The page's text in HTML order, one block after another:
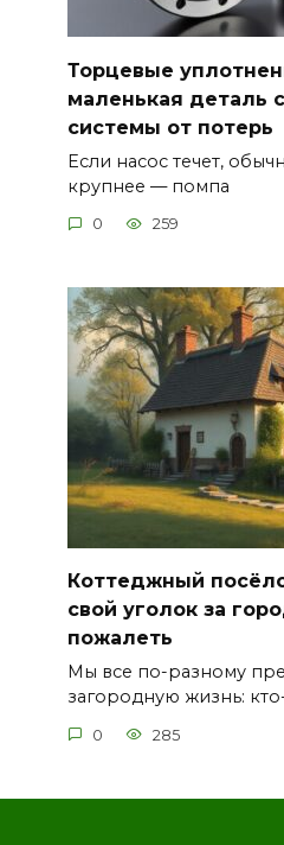
Торцевые
маленькая деталь
системы от потерь
Если насос течет,
крупнее — помпа
0 259
Коттеджный
свой уголок за
пожалеть
Мы все по-разному
загородную жизнь:
0 285